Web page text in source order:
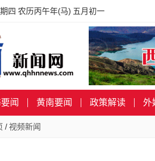
四 农历丙午年(马) 五月初一
闻 黄南要闻 政策解读 外
/ 视频新闻